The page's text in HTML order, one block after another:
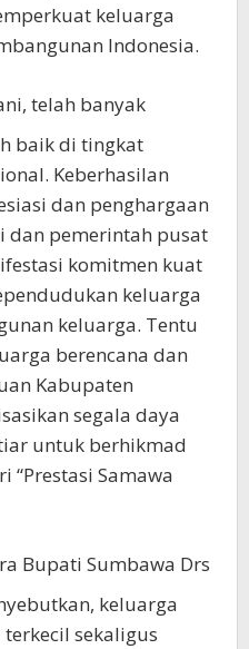
keluarga
Indonesia.
telah banyak
baik di tingkat
Keberhasilan
dan penghargaan
dan pemerintah pusat
komitmen kuat
keluarga
keluarga. Tentu
berencana dan
Kabupaten
segala daya
untuk berhikmad
Samawa
Bupati Sumbawa Drs
keluarga
sekaligus